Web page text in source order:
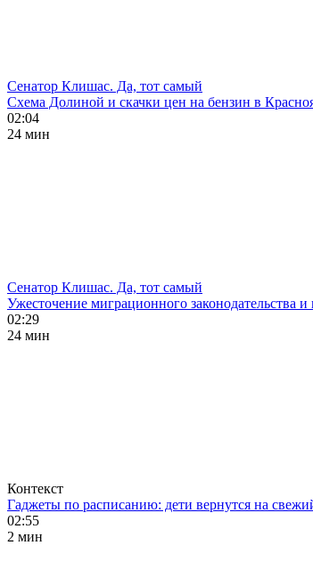
Сенатор Клишас. Да, тот самый
Схема Долиной и скачки цен на бензин в
02:04
24 мин
Сенатор Клишас. Да, тот самый
Ужесточение миграционного законодательства
02:29
24 мин
Контекст
Гаджеты по расписанию: дети вернутся на
02:55
2 мин